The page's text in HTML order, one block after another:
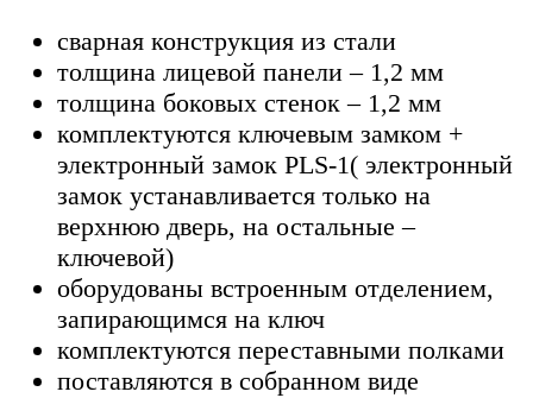
сварная конструкция из стали
толщина лицевой панели – 1,2 мм
толщина боковых стенок – 1,2 мм
комплектуются ключевым замком +
электронный замок PLS-1( электронный
замок устанавливается только на
верхнюю дверь, на остальные –
ключевой)
оборудованы встроенным отделением,
запирающимся на ключ
комплектуются переставными полками
поставляются в собранном виде